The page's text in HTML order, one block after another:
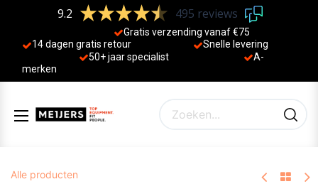
9.2 495 reviews
Gratis verzending vanaf €75
14 dagen gratis retour
Sne lle levering
50+ jaar specialist
A-
merken
Alle producten